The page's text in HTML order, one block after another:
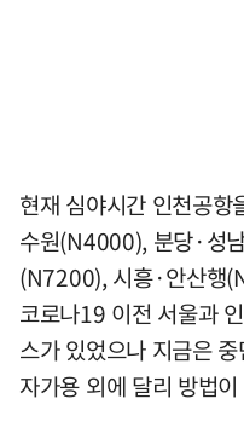
현재 심야시간 인천공항
수원(N4000), 분당·성
(N7200), 시흥·안산행
코로나19 이전 서울과
스가 있었으나 지금은
자가용 외에 달리 방법